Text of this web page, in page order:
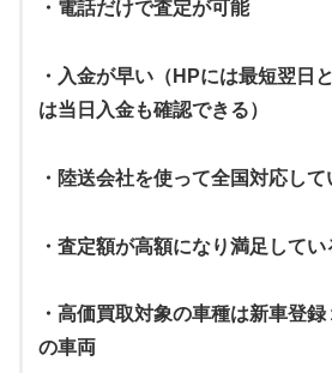
・電話だけで査定が可能
・入金が早い（HPには最短翌日
は当日入金も確認できる）
・陸送会社を使って全国対応して
・査定額が高額になり満足して
・高価買取対象の車種は新車登
の車両